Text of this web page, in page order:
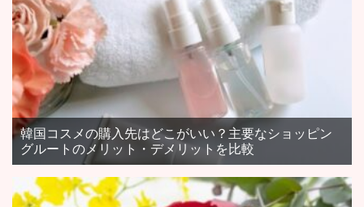
韓国コスメの購入先はどこがいい？主要なショッピン
グルートのメリット・デメリットを比較